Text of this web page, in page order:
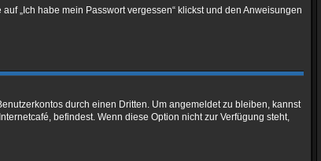
„Ich habe mein Passwort vergessen“ klickst und den Anweisungen
durch einen Dritten. Um angemeldet zu bleiben, kannst
befindest. Wenn diese Option nicht zur Verfügung steht,